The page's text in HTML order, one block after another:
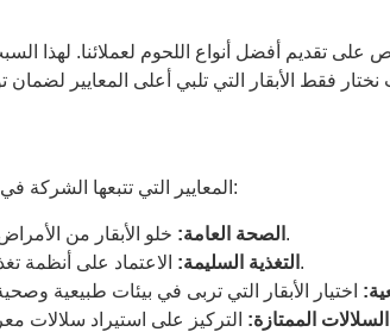
تقديم أفضل أنواع اللحوم لعملائنا. لهذا السبب،
المعايير التي تتبعها الشركة في اختيار الأبقار المستوردة تتضمن النقاط التالية:
الصحة العامة: خلو الأبقار من الأمراض وضمان تلقيها للرعاية البيطرية اللازمة.
التغذية السليمة: الاعتماد على أنظمة تغذية صحية ومتوازنة تعزز من جودة اللحم.
السلالات الممتازة: